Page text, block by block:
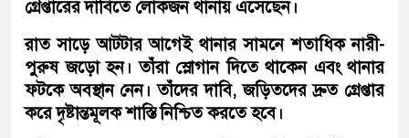
গ্রেপ্তারের দাবিতে লোকজন থানায় এসেছেন।
রাত সাড়ে আটটার আগেই থানার সামনে শতাধিক নারী-
পুরুষ জড়ো হন। তাঁরা স্লোগান দিতে থাকেন এবং থানার
ফটকে অবস্থান নেন। তাঁদের দাবি, জড়িতদের দ্রুত গ্রেপ্তার
করে দৃষ্টান্তমূলক শাস্তি নিশ্চিত করতে হবে।